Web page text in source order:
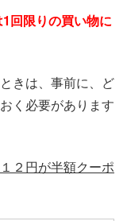
回限りの買い物に
きは、事前に、ど
く必要があります
２円が半額クーポ